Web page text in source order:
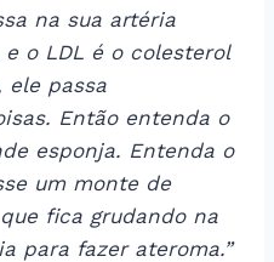
na sua artéria
o LDL é o colesterol
ele passa
Então entenda o
esponja. Entenda o
um monte de
fica grudando na
para fazer ateroma.”